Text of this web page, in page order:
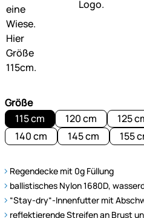
Größe
115 cm
120 cm 125
140 cm
145 cm 155
Regendecke mit 0g Füllung
ballistisches Nylon 1680D,
“Stay-dry“-Innenfutter mit
reflektierende Streifen an Brust